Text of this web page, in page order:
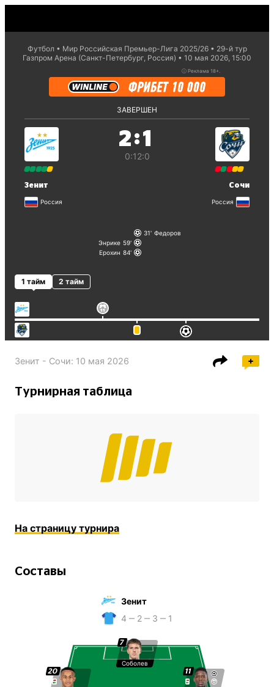
Футбол Мир Российская Премьер-Лига 2025/26
29-й тур
Газпром Арена (Санкт-Петербург, Россия)
10 мая 2026, 15:00
ⓘ Реклама 18+.
ЗАВЕРШЕН
Зенит
Россия
2:1
0:12:0
Сочи
Россия
31 Федоров
Энрике 59
Ерохин 84
1 тайм 2 тайм
Зенит - Сочи: 10 мая 2026
Турнирная таблица
На страницу турнира
Составы
Зенит
4 ‒ 2 ‒ 3 ‒ 1
11
7
Соболев
20